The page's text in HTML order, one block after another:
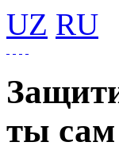
UZ RU
ты сам